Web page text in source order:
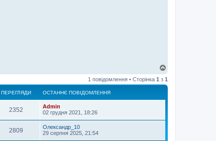
г
о
1 повідомлення • Сторінка 1 з 1
ПЕРЕГЛЯДИ ОСТАННЄ ПОВІДОМЛЕННЯ
2352
Admin
02 грудня 2021, 18:26
2809
Олександр_10
29 серпня 2025, 21:54